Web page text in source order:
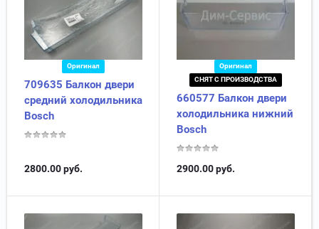
Оригинал
709635 Балкон двери
средний холодильника
Bosch
2800.00руб.
Оригинал
СНЯТ С ПРОИЗВОДСТВА
660577 Балкон двери
холодильника нижний
Bosch
2900.00руб.